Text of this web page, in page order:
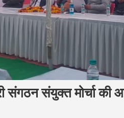
संगठन संयुक्त मोर्चा की